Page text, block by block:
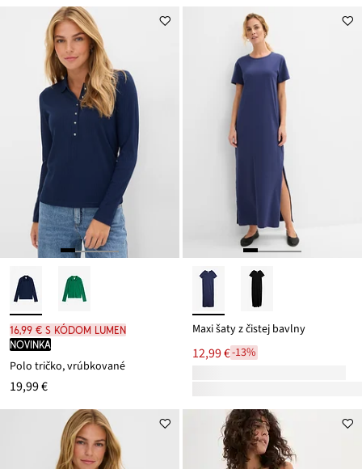
16,99 € s kódom LUMEN
novinka
Polo tričko, vrúbkované
19,99 €
Maxi šaty z čistej bavlny
12,99 €-13%